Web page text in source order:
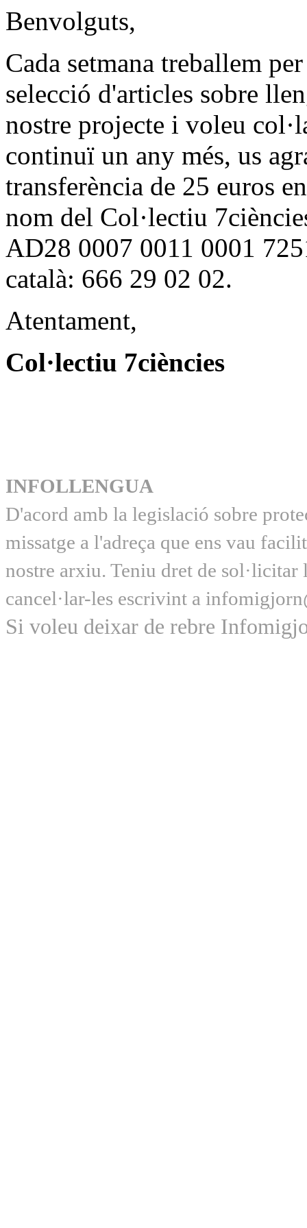
Benvolguts,
Cada setmana treballem
selecció d'articles sobre
nostre projecte i voleu
continuï un any més, us
transferència de 25 euros
nom del Col·lectiu
AD28 0007 0011 0001
català: 666 29 02 02.
Atentament,
Col·lectiu 7ciències
INFOLLENGUA
D'acord amb la legislació sobre
missatge a l'adreça que ens vau
nostre arxiu. Teniu dret de sol·licitar
cancel·lar-les escrivint a
Si voleu deixar de rebre